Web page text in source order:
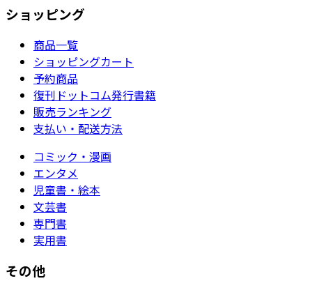
ショッピング
商品一覧
ショッピングカート
予約商品
復刊ドットコム発行書籍
販売ランキング
支払い・配送方法
コミック・漫画
エンタメ
児童書・絵本
文芸書
専門書
実用書
その他